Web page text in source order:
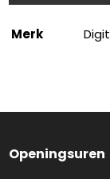
Merk
Openingsuren